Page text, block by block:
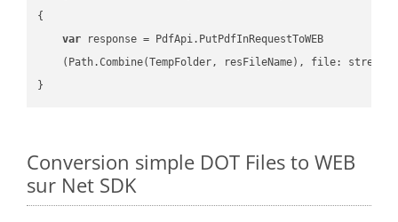
{
var response = PdfApi.PutPdfInRequestToWEB
    (Path.Combine(TempFolder, resFileName), file: stream);
Conversion simple DOT Files to WEB
sur Net SDK